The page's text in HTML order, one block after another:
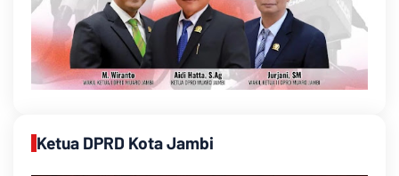
Ketua DPRD Kota Jambi